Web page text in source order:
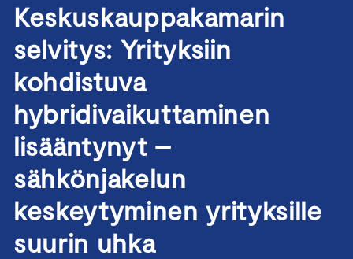
Keskuskauppakamarin
selvitys: Yrityksiin
kohdistuva
hybridivaikuttaminen
lisääntynyt –
sähkönjakelun
keskeytyminen yrityksille
suurin uhka